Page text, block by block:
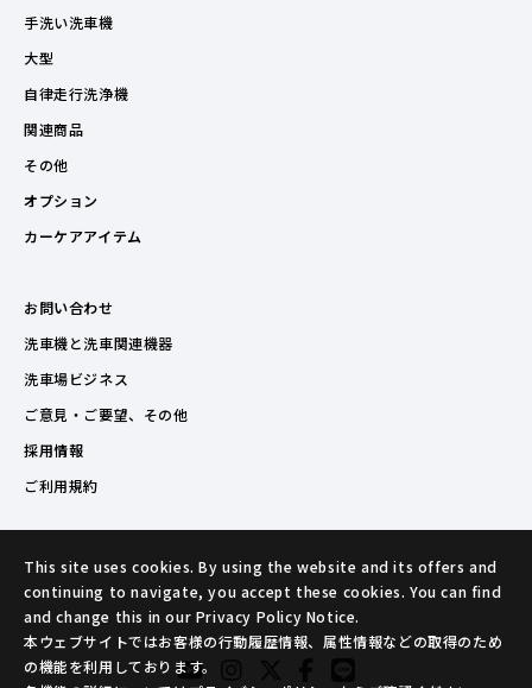
手洗い洗車機
大型
自律走行洗浄機
関連商品
その他
オプション
カーケアアイテム
お問い合わせ
洗車機と洗車関連機器
洗車場ビジネス
ご意見・ご要望、その他
採用情報
ご利用規約
This site uses cookies. By using the website and its offers and
continuing to navigate, you accept these cookies. You can find
and change this in our Privacy Policy Notice.
本ウェブサイトではお客様の行動履歴情報、属性情報などの取得のため
の機能を利用しております。